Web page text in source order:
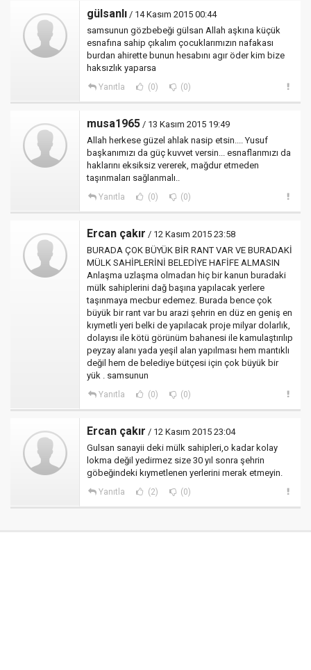
gülsanlı / 14 Kasım 2015 00:44
samsunun gözbebeği gülsan Allah aşkına küçük
esnafına sahip çıkalım çocuklarımızın nafakası
burdan ahirette bunun hesabını agır öder kim bize
haksızlık yaparsa
Yanıtla (0) (0)
musa1965 / 13 Kasım 2015 19:49
Allah herkese güzel ahlak nasip etsin.... Yusuf
başkanımızı da güç kuvvet versin... esnaflarımızı da
haklarını eksiksiz vererek, mağdur etmeden
taşınmaları sağlanmalı..
Yanıtla (0) (0)
Ercan çakır / 12 Kasım 2015 23:58
BURADA ÇOK BÜYÜK BİR RANT VAR VE BURADAKİ
MÜLK SAHİPLERİNİ BELEDİYE HAFİFE ALMASIN
Anlaşma uzlaşma olmadan hiç bir kanun buradaki
mülk sahiplerini dağ başına yapılacak yerlere
taşınmaya mecbur edemez. Burada bence çok
büyük bir rant var bu arazi şehrin en düz en geniş en
kıymetli yeri belki de yapılacak proje milyar dolarlık,
dolayısı ile kötü görünüm bahanesi ile kamulaştırılıp
peyzay alanı yada yeşil alan yapılması hem mantıklı
değil hem de belediye bütçesi için çok büyük bir
yük . samsunun
Yanıtla (0) (0)
Ercan çakır / 12 Kasım 2015 23:04
Gulsan sanayii deki mülk sahipleri,o kadar kolay
lokma değil yedirmez size 30 yıl sonra şehrin
göbeğindeki kıymetlenen yerlerini merak etmeyin.
Yanıtla (2) (0)